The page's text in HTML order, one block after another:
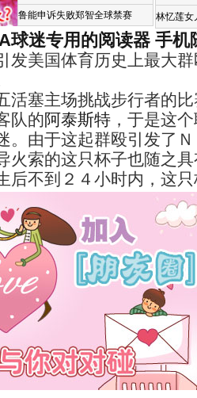
鲁能申诉失败郑智全球禁赛
林忆莲女
球迷专用的阅读器 手机
美国体育历史上最大群
塞主场挑战步行者的比
队的阿泰斯特 ，于是这
。由于这起群殴引发了
火索的这只杯子也随之
后不到２４小时内，这